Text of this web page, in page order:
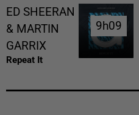
ED SHEERAN
& MARTIN
GARRIX
Repeat It
9h09
9h09